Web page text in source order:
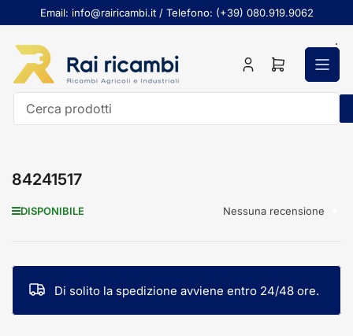
al
contenuto
Email: info@rairicambi.it / Telefono: (+39) 080.919.9062
AccediApri
84241517
DISPONIBILE Nessuna recensione
Di solito la spedizione avviene entro 24/48 ore.